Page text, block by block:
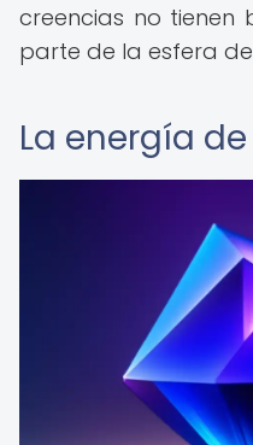
creencias no tienen
parte de la esfera
La energía